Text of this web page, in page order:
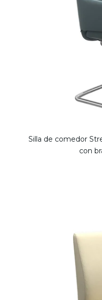
Silla de comedor
con